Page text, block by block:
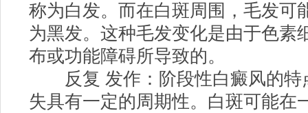
称为白发。而在白斑周围，毛发可
为黑发。这种毛发变化是由于色素
布或功能障碍所导致的。
反复 发作：阶段性白癜风的特
失具有一定的周期性。白斑可能在